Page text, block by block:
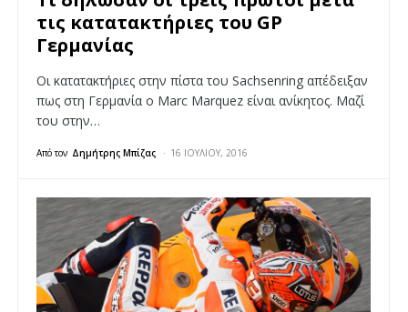
τις κατατακτήριες του GP
Γερμανίας
Οι κατατακτήριες στην πίστα του Sachsenring απέδειξαν
πως στη Γερμανία ο Marc Marquez είναι ανίκητος. Μαζί
του στην…
Από τον Δημήτρης Μπίζας 16 ΙΟΥΛΊΟΥ, 2016